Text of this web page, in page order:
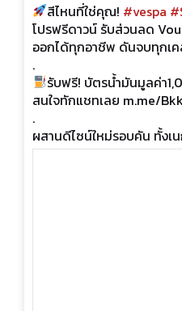
สีไหนที่ใช่คุณ! #vespa
โปรฟรีดาวน์ รับส่วนลด
ออกได้ทุกอาชีพ ดันจบทุกเ
.
รับฟรี! บัตรน้ำมันมูลค่า
สนใจทักแชทเลย m.me/
.
ผสานดีไซน์ใหม่รอบคัน ทั้งเ